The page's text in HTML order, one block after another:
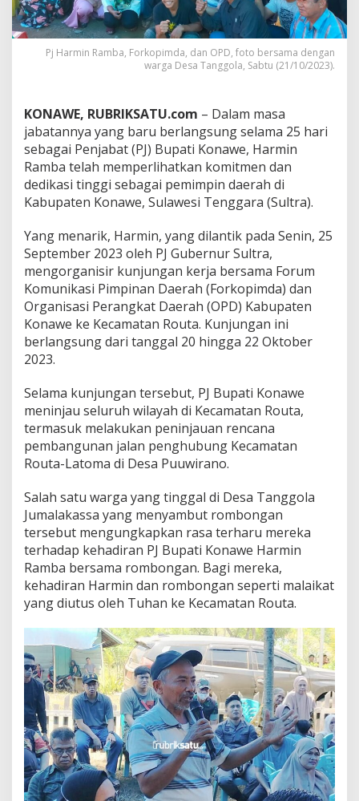
d
a
,
d
P
D
K
u
n
j
u
n
i
R
o
u
t
a
,
W
a
:
K
a
m
i
d
a
t
a
n
g
i
a
l
a
i
k
a
t
Pj Harmin Ramba, Forkopimda, dan OPD, foto bersama dengan
warga Desa Tanggola, Sabtu (21/10/2023).
KONAWE, RUBRIKSATU.com – Dalam masa
jabatannya yang baru berlangsung selama 25 hari
sebagai Penjabat (PJ) Bupati Konawe, Harmin
Ramba telah memperlihatkan komitmen dan
dedikasi tinggi sebagai pemimpin daerah di
Kabupaten Konawe, Sulawesi Tenggara (Sultra).
Yang menarik, Harmin, yang dilantik pada Senin, 25
September 2023 oleh PJ Gubernur Sultra,
mengorganisir kunjungan kerja bersama Forum
Komunikasi Pimpinan Daerah (Forkopimda) dan
Organisasi Perangkat Daerah (OPD) Kabupaten
Konawe ke Kecamatan Routa. Kunjungan ini
berlangsung dari tanggal 20 hingga 22 Oktober
2023.
Selama kunjungan tersebut, PJ Bupati Konawe
meninjau seluruh wilayah di Kecamatan Routa,
termasuk melakukan peninjauan rencana
pembangunan jalan penghubung Kecamatan
Routa-Latoma di Desa Puuwirano.
Salah satu warga yang tinggal di Desa Tanggola
Jumalakassa yang menyambut rombongan
tersebut mengungkapkan rasa terharu mereka
terhadap kehadiran PJ Bupati Konawe Harmin
Ramba bersama rombongan. Bagi mereka,
kehadiran Harmin dan rombongan seperti malaikat
yang diutus oleh Tuhan ke Kecamatan Routa.